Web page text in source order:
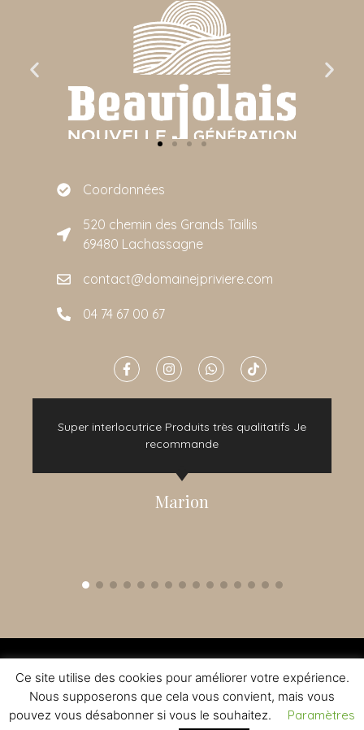
Coordonnées
520 chemin des Grands Taillis
69480 Lachassagne
contact@domainejpriviere.com
04 74 67 00 67
Super interlocutrice Produits très qualitatifs Je
recommande
Marion
CGV-MENTIONS LÉGALES
L'ABUS D'ALCOOL EST DANGEREUX A LA SANTE - A CONSOMMER AVEC
MODERATION
Ce site utilise des cookies pour améliorer votre expérience.
Nous supposerons que cela vous convient, mais vous
pouvez vous désabonner si vous le souhaitez.
Paramètres